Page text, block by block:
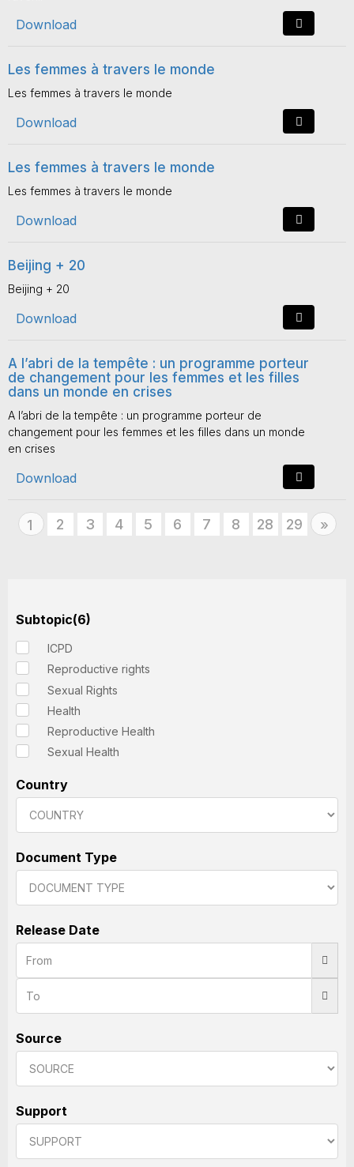
Download
Les femmes à travers le monde
Les femmes à travers le monde
Download
Les femmes à travers le monde
Les femmes à travers le monde
Download
Beijing + 20
Beijing + 20
Download
A l’abri de la tempête : un programme porteur
de changement pour les femmes et les filles
dans un monde en crises
A l’abri de la tempête : un programme porteur de
changement pour les femmes et les filles dans un monde
en crises
Download
1 2 3 4 5 6 7 8 28 29 »
Subtopic(6)
ICPD
Reproductive rights
Sexual Rights
Health
Reproductive Health
Sexual Health
Country
Document Type
Release Date
Source
Support